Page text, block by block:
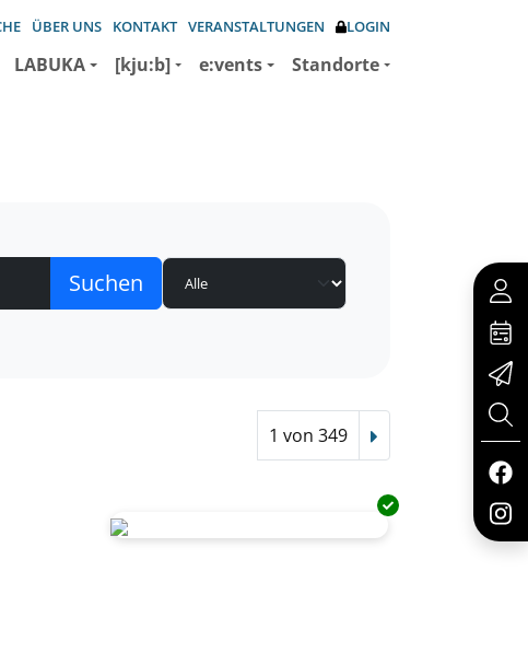
ÜBER UNS KONTAKT VERANSTALTUNGEN LOGIN
LABUKA [kju:b] e:vents Standorte
1 von 349 Nächster Treffer